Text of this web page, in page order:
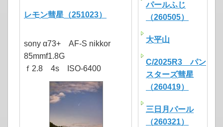
レモン彗星（251023）
sony α73+ AF-S nikkor
85mmf1.8G
ｆ2.8 4s ISO-6400
パールふじ
（260505）
大平山
C/2025R3 パン
スターズ彗星
（260419）
三日月パール
（260321）